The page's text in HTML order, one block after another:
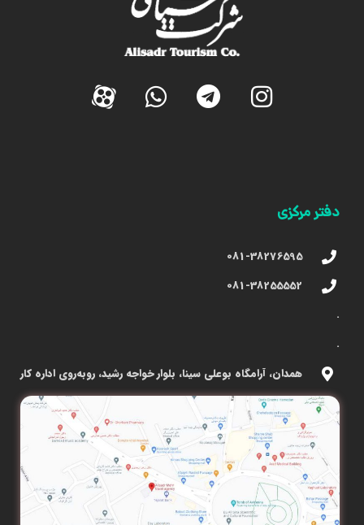
دفتر مرکزی
081-38276595
081-38255552
.
.
همدان، آرامگاه بوعلی سینا، بلوار خواجه رشید، روبه‌روی اداره کار